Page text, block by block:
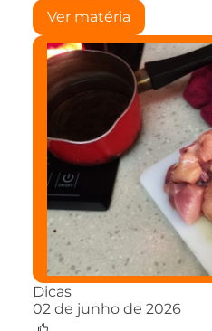
Ver matéria
Dicas
02 de junho de 2026